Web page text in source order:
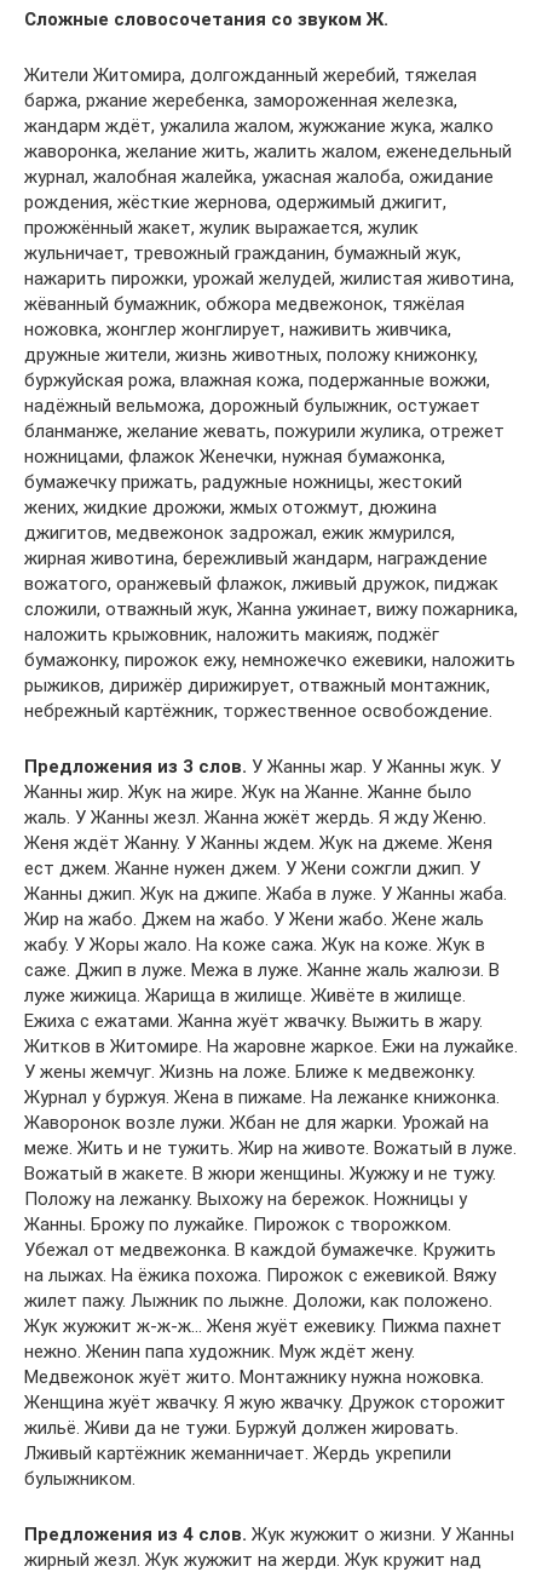
Сложные словосочетания со звуком Ж.
Жители Житомира, долгожданный жеребий, тяжелая
баржа, ржание жеребенка, замороженная железка,
жандарм ждёт, ужалила жалом, жужжание жука, жалко
жаворонка, желание жить, жалить жалом, еженедельный
журнал, жалобная жалейка, ужасная жалоба, ожидание
рождения, жёсткие жернова, одержимый джигит,
прожжённый жакет, жулик выражается, жулик
жульничает, тревожный гражданин, бумажный жук,
нажарить пирожки, урожай желудей, жилистая животина,
жёванный бумажник, обжора медвежонок, тяжёлая
ножовка, жонглер жонглирует, наживить живчика,
дружные жители, жизнь животных, положу книжонку,
буржуйская рожа, влажная кожа, подержанные вожжи,
надёжный вельможа, дорожный булыжник, остужает
бланманже, желание жевать, пожурили жулика, отрежет
ножницами, флажок Женечки, нужная бумажонка,
бумажечку прижать, радужные ножницы, жестокий
жених, жидкие дрожжи, жмых отожмут, дюжина
джигитов, медвежонок задрожал, ежик жмурился,
жирная животина, бережливый жандарм, награждение
вожатого, оранжевый флажок, лживый дружок, пиджак
сложили, отважный жук, Жанна ужинает, вижу пожарника,
наложить крыжовник, наложить макияж, поджёг
бумажонку, пирожок ежу, немножечко ежевики, наложить
рыжиков, дирижёр дирижирует, отважный монтажник,
небрежный картёжник, торжественное освобождение.
Предложения из 3 слов. У Жанны жар. У Жанны жук. У
Жанны жир. Жук на жире. Жук на Жанне. Жанне было
жаль. У Жанны жезл. Жанна жжёт жердь. Я жду Женю.
Женя ждёт Жанну. У Жанны ждем. Жук на джеме. Женя
ест джем. Жанне нужен джем. У Жени сожгли джип. У
Жанны джип. Жук на джипе. Жаба в луже. У Жанны жаба.
Жир на жабо. Джем на жабо. У Жени жабо. Жене жаль
жабу. У Жоры жало. На коже сажа. Жук на коже. Жук в
саже. Джип в луже. Межа в луже. Жанне жаль жалюзи. В
луже жижица. Жарища в жилище. Живёте в жилище.
Ежиха с ежатами. Жанна жуёт жвачку. Выжить в жару.
Житков в Житомире. На жаровне жаркое. Ежи на лужайке.
У жены жемчуг. Жизнь на ложе. Ближе к медвежонку.
Журнал у буржуя. Жена в пижаме. На лежанке книжонка.
Жаворонок возле лужи. Жбан не для жарки. Урожай на
меже. Жить и не тужить. Жир на животе. Вожатый в луже.
Вожатый в жакете. В жюри женщины. Жужжу и не тужу.
Положу на лежанку. Выхожу на бережок. Ножницы у
Жанны. Брожу по лужайке. Пирожок с творожком.
Убежал от медвежонка. В каждой бумажечке. Кружить
на лыжах. На ёжика похожа. Пирожок с ежевикой. Вяжу
жилет пажу. Лыжник по лыжне. Доложи, как положено.
Жук жужжит ж-ж-ж… Женя жуёт ежевику. Пижма пахнет
нежно. Женин папа художник. Муж ждёт жену.
Медвежонок жуёт жито. Монтажнику нужна ножовка.
Женщина жуёт жвачку. Я жую жвачку. Дружок сторожит
жильё. Живи да не тужи. Буржуй должен жировать.
Лживый картёжник жеманничает. Жердь укрепили
булыжником.
Предложения из 4 слов. Жук жужжит о жизни. У Жанны
жирный жезл. Жук жужжит на жерди. Жук кружит над